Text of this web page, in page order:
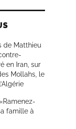
de Matthieu
en Iran, sur
Mollahs, le
famille à